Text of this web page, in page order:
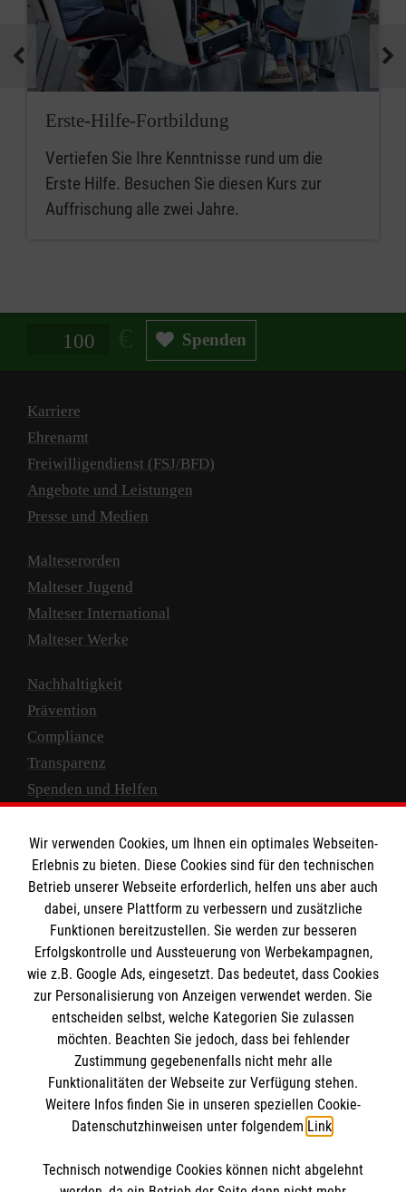
Erste-Hilfe-Fortbildung
Vertiefen Sie Ihre Kenntnisse rund um die
Erste Hilfe. Besuchen Sie diesen Kurs zur
Auffrischung alle zwei Jahre.
Spendenbetrag in Euro Spenden
Karriere
Ehrenamt
Freiwilligendienst (FSJ/BFD)
Angebote und Leistungen
Presse und Medien
Malteserorden
Malteser Jugend
Malteser International
Malteser Werke
Nachhaltigkeit
Prävention
Compliance
Transparenz
Spenden und Helfen
Empfänger: Malteser Hilfsdienst e.V.
IBAN: DE10 3706 0120 1201 2000 12
BIC: GENODED 1PA7
Newsletter abonnieren
Cookies verwalten|AGB|Impressum|Datenschutz
Wir verwenden Cookies, um Ihnen ein optimales Webseiten-
Erlebnis zu bieten. Diese Cookies sind für den technischen
Betrieb unserer Webseite erforderlich, helfen uns aber auch
dabei, unsere Plattform zu verbessern und zusätzliche
Funktionen bereitzustellen. Sie werden zur besseren
Erfolgskontrolle und Aussteuerung von Werbekampagnen,
wie z.B. Google Ads, eingesetzt. Das bedeutet, dass Cookies
zur Personalisierung von Anzeigen verwendet werden. Sie
entscheiden selbst, welche Kategorien Sie zulassen
möchten. Beachten Sie jedoch, dass bei fehlender
Zustimmung gegebenenfalls nicht mehr alle
Funktionalitäten der Webseite zur Verfügung stehen.
Weitere Infos finden Sie in unseren speziellen Cookie-
Datenschutzhinweisen unter folgendem Link.
Technisch notwendige Cookies können nicht abgelehnt